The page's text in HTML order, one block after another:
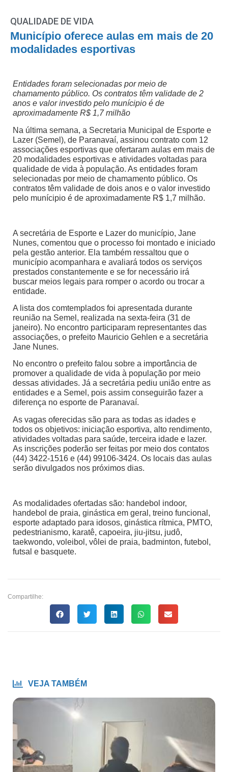
QUALIDADE DE VIDA
Município oferece aulas em mais de 20
modalidades esportivas
Entidades foram selecionadas por meio de
chamamento público. Os contratos têm validade de 2
anos e valor investido pelo munícipio é de
aproximadamente R$ 1,7 milhão
Na última semana, a Secretaria Municipal de Esporte e
Lazer (Semel), de Paranavaí, assinou contrato com 12
associações esportivas que ofertaram aulas em mais de
20 modalidades esportivas e atividades voltadas para
qualidade de vida à população. As entidades foram
selecionadas por meio de chamamento público. Os
contratos têm validade de dois anos e o valor investido
pelo munícipio é de aproximadamente R$ 1,7 milhão.
A secretária de Esporte e Lazer do município, Jane
Nunes, comentou que o processo foi montado e iniciado
pela gestão anterior. Ela também ressaltou que o
município acompanhara e avaliará todos os serviços
prestados constantemente e se for necessário irá
buscar meios legais para romper o acordo ou trocar a
entidade.
A lista dos comtemplados foi apresentada durante
reunião na Semel, realizada na sexta-feira (31 de
janeiro). No encontro participaram representantes das
associações, o prefeito Mauricio Gehlen e a secretária
Jane Nunes.
No encontro o prefeito falou sobre a importância de
promover a qualidade de vida à população por meio
dessas atividades. Já a secretária pediu união entre as
entidades e a Semel, pois assim conseguirão fazer a
diferença no esporte de Paranavaí.
As vagas oferecidas são para as todas as idades e
todos os objetivos: iniciação esportiva, alto rendimento,
atividades voltadas para saúde, terceira idade e lazer.
As inscrições poderão ser feitas por meio dos contatos
(44) 3422-1516 e (44) 99106-3424. Os locais das aulas
serão divulgados nos próximos dias.
As modalidades ofertadas são: handebol indoor,
handebol de praia, ginástica em geral, treino funcional,
esporte adaptado para idosos, ginástica rítmica, PMTO,
pedestrianismo, karatê, capoeira, jiu-jitsu, judô,
taekwondo, voleibol, vôlei de praia, badminton, futebol,
futsal e basquete.
Compartilhe:
VEJA TAMBÉM